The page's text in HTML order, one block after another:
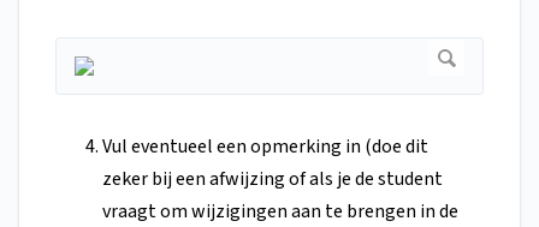
Vul eventueel een opmerking in (doe dit
zeker bij een afwijzing of als je de student
vraagt om wijzigingen aan te brengen in de